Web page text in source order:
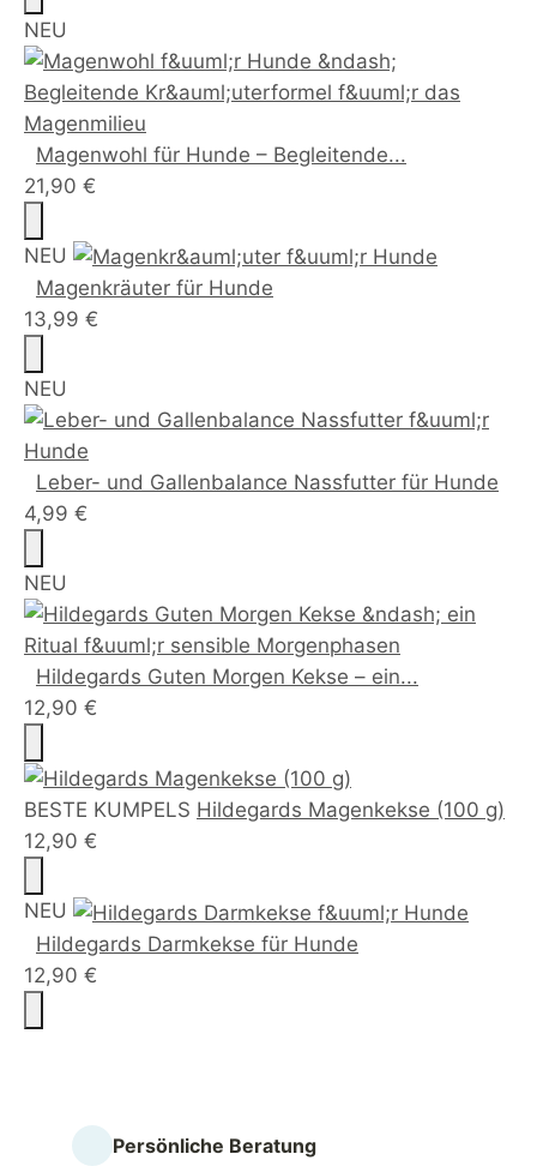
NEU
Magenwohl für Hunde – Begleitende...
21,90 €
NEU
Magenkräuter für Hunde
13,99 €
NEU
Leber- und Gallenbalance Nassfutter für Hunde
4,99 €
NEU
Hildegards Guten Morgen Kekse – ein...
12,90 €
BESTE KUMPELS Hildegards Magenkekse (100 g)
12,90 €
NEU
Hildegards Darmkekse für Hunde
12,90 €
Persönliche Beratung